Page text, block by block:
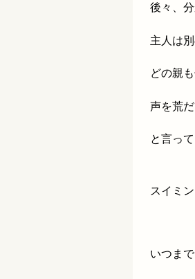
後々、
主人は
どの親
声を荒
と言っ
スイミ
いつま